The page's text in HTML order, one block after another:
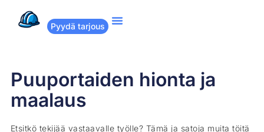
Pyydä tarjous
Puuportaiden hionta ja
maalaus
Etsitkö tekijää vastaavalle työlle? Tämä ja satoja muita töitä